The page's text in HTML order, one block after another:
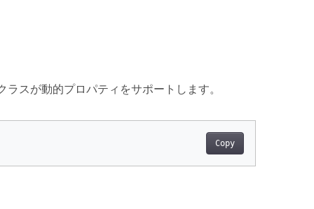
スが動的プロパティをサポートします。
Copy